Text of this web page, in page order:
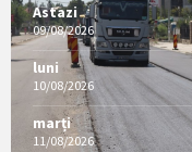
Astazi
09/08/2026
luni
10/08/2026
marți
11/08/2026